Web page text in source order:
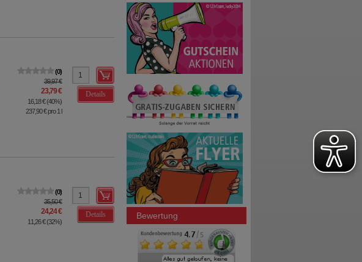
0
39,97 €
23,79 €
16,18 €(40%)
237,90 €pro 1 l
Details
0
35,50 €
24,24 €
11,26 €(32%)
Details Bewertung